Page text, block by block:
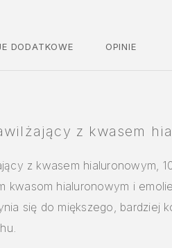
DODATKOWE OPINIE
z kwasem
z kwasem hialuronowym,
kwasom hialuronowym i
się do miększego, bardziej